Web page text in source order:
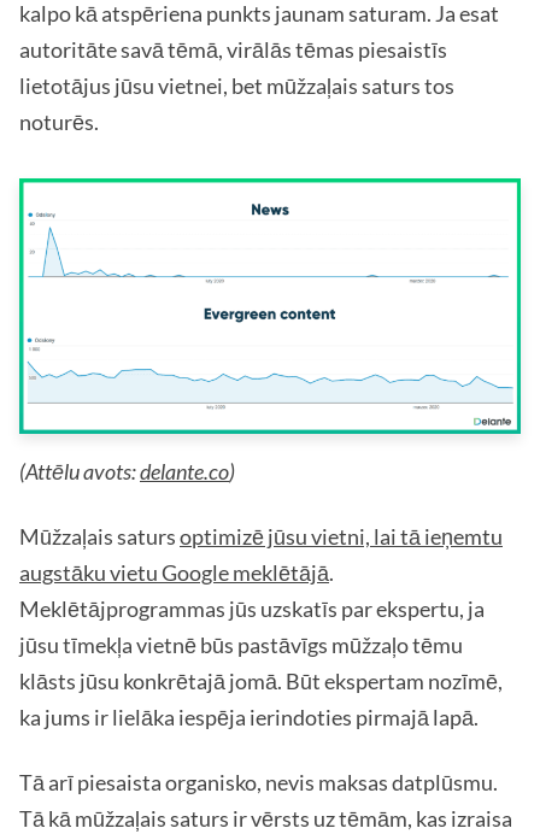
kalpo kā atspēriena punkts jaunam saturam. Ja esat
autoritāte savā tēmā, virālās tēmas piesaistīs
lietotājus jūsu vietnei, bet mūžzaļais saturs tos
noturēs.
(Attēlu avots:delante.co)
Mūžzaļais satursoptimizē jūsu vietni, lai tā ieņemtu
augstāku vietu Google meklētājā.
Meklētājprogrammas jūs uzskatīs par ekspertu, ja
jūsu tīmekļa vietnē būs pastāvīgs mūžzaļo tēmu
klāsts jūsu konkrētajā jomā. Būt ekspertam nozīmē,
ka jums ir lielāka iespēja ierindoties pirmajā lapā.
Tā arī piesaista organisko, nevis maksas datplūsmu.
Tā kā mūžzaļais saturs ir vērsts uz tēmām, kas izraisa